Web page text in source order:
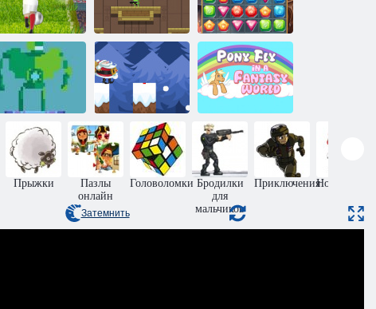
Евро Футбол
Спринт
Перестрелка в
Охота за
сокровищами
Смертельные
гонки на
дроидах
Палка Санты
Полет пони в
мире фантазий
Прыжки
Пазлы
онлайн
Головоломки Бродилки
для
мальчиков
ПриключенияНовогодние
Затемнить